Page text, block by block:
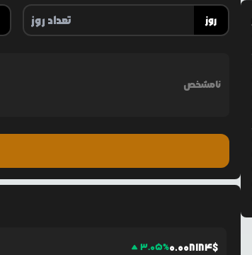
روز
نامشخص
3.05%0.008184$